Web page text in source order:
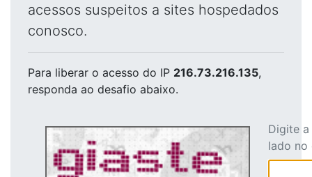
acessos suspeitos a sites hospedados
conosco.
Para liberar o acesso do IP 216.73.216.135,
responda ao desafio abaixo.
Digite
lado no